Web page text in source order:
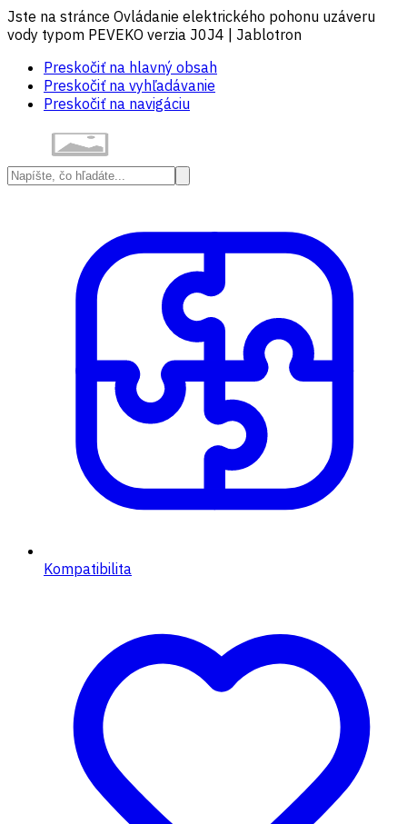
Jste na stránce Ovládanie elektrického pohonu uzáveru
vody typom PEVEKO verzia J0J4 | Jablotron
Preskočiť na hlavný obsah
Preskočiť na vyhľadávanie
Preskočiť na navigáciu
Kompatibilita